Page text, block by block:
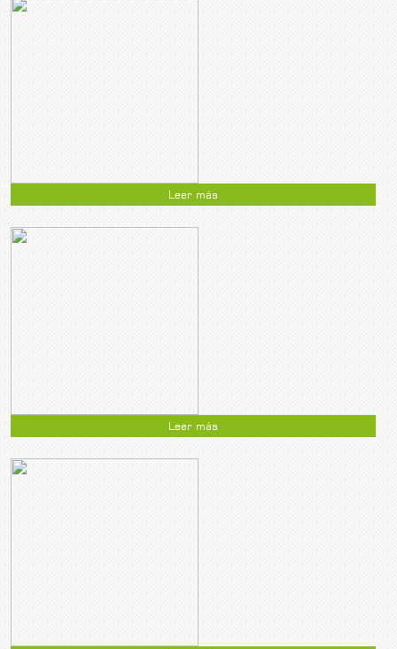
Leer más
Leer más